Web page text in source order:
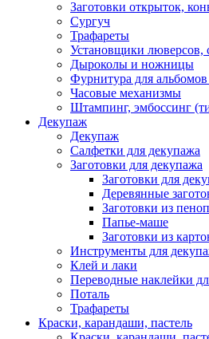
Заготовки открыток,
Сургуч
Трафареты
Установщики люверсов,
Дыроколы и ножницы
Фурнитура для
Часовые механизмы
Штампинг, эмбоссинг
Декупаж
Декупаж
Салфетки для декупажа
Заготовки для декупажа
Заготовки для
Деревянные
Заготовки из
Папье-маше
Заготовки из
Инструменты для
Клей и лаки
Переводные наклейки
Поталь
Трафареты
Краски, карандаши, пастель